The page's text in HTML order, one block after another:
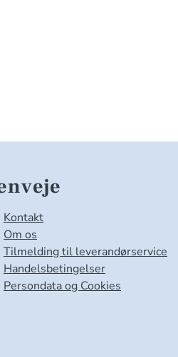
Kontakt
Om os
Tilmelding til leverandørservice
Handelsbetingelser
Persondata og Cookies